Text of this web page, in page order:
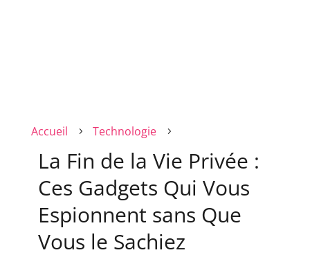
Accueil 5 Technologie 5
La Fin de la Vie Privée :
Ces Gadgets Qui Vous
Espionnent sans Que
Vous le Sachiez